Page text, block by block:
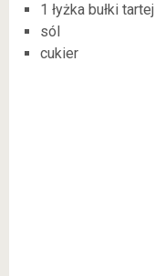
1 łyżka bułki tartej
sól
cukier